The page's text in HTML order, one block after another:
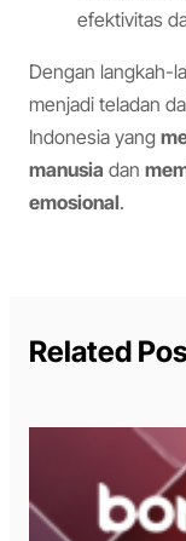
efektivitas
Dengan langkah-
menjadi teladan
Indonesia yang
manusia dan
emosional.
Related